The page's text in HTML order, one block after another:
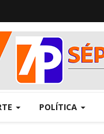
POLÍTICA